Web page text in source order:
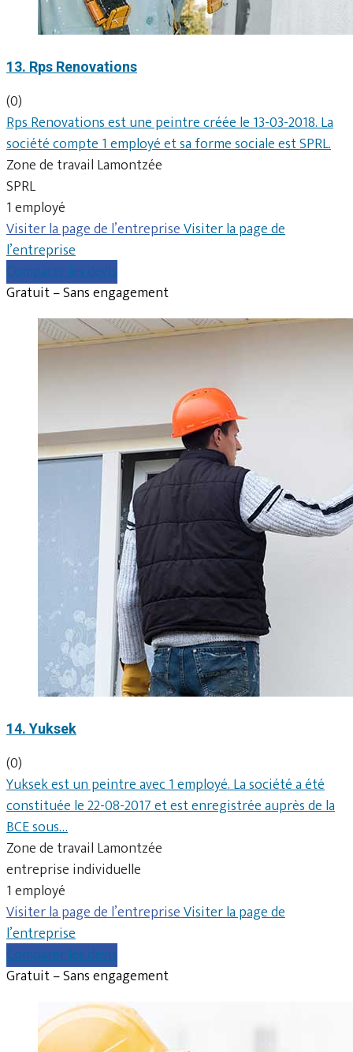
13. Rps Renovations
(0)
Rps Renovations est une peintre créée le 13-03-2018. La
société compte 1 employé et sa forme sociale est SPRL.
Zone de travail Lamontzée
SPRL
1 employé
Visiter la page de l’entrepriseVisiter la page de
l’entreprise
Comparer les devis
Gratuit – Sans engagement
14. Yuksek
(0)
Yuksek est un peintre avec 1 employé. La société a été
constituée le 22-08-2017 et est enregistrée auprès de la
BCE sous…
Zone de travail Lamontzée
entreprise individuelle
1 employé
Visiter la page de l’entrepriseVisiter la page de
l’entreprise
Comparer les devis
Gratuit – Sans engagement